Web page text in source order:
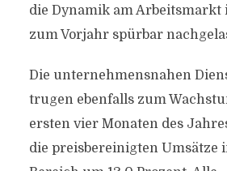
die Dynamik am Arbeitsmarkt
zum Vorjahr spürbar
Die unternehmensnahen
trugen ebenfalls zum
ersten vier Monaten des
die preisbereinigten Umsätze